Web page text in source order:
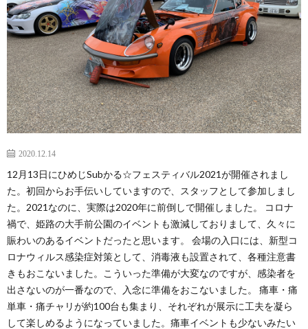
2020.12.14
12月13日にひめじSubかる☆フェスティバル2021が開催されまし
た。初回からお手伝いしていますので、スタッフとして参加しまし
た。2021なのに、実際は2020年に前倒しで開催しました。 コロナ
禍で、姫路の大手前公園のイベントも激減しておりまして、久々に
賑わいのあるイベントだったと思います。 会場の入口には、新型コ
ロナウィルス感染症対策として、消毒液も設置されて、各種注意書
きもおこないました。こういった準備が大変なのですが、感染者を
出さないのが一番なので、入念に準備をおこないました。 痛車・痛
単車・痛チャリが約100台も集まり、それぞれが展示に工夫を凝ら
して楽しめるようになっていました。痛車イベントも少ないみたい